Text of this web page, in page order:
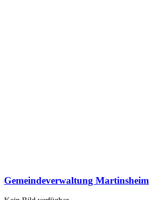
Gemeindeverwaltung Martinsheim